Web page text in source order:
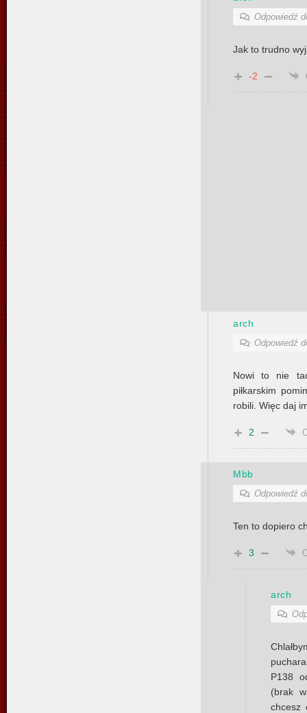
Odpowiedź
Jak to trudno
-2
arch
Odpowiedź
Nowi to nie
piłkarskim
robili. Więc daj
2
Mbb
Odpowiedź
Ten to dopiero
3
arch
P138
(brak
chcesz